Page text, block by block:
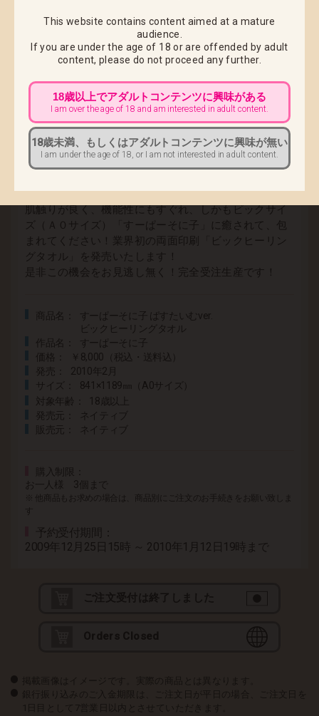
音楽好きな女の子。
それが「すーぱーそに子」の魅力です。
そのすーぱーそに子をネイティブらしく、エロティッ
トです。
そに子の普通の生活に溶け込んだ日々日常で密やかな
入浴シーンを、お楽しみ下さい！！！
高画質プリントを可能にした、高品質素材マイクロフ
ァイバー製ビックタオル迫力有る
現しました！
肌触りが良く、機能性にもすぐれ、しかもビックサイ
ズ（Ａ０サイズ）「すーぱーそに子」に癒されて、包
まれてください！業界初の両面印刷「ビックヒーリン
グタオル」を発売いたします！
是非この機会をお見逃し無く！完全受注生産です！
商品名
すーぱーそに子 ばすたいむver.
ビックヒーリングタオル
作品名
すーぱーそに子
価格
￥8,000（税込・送料込）
発売
2010年2月
サイズ
841×1189㎜（A0サイズ）
対象年齢
18歳以上
発売元
ネイティブ
販売元
ネイティブ
購入制限
お一人様 3個まで
※ 他商品もお求めの場合は、商品別にご注文のお手続きをお願い致しま
予約受付期間
2009年12月25日15時 ～ 2010年1月12日19時まで
This website contains content aimed at a mature
audience.
If you are under the age of 18 or are offended by adult
content,please do not proceed any further.
18歳以上でアダルトコンテンツに興味がある
I am over the age of 18 and am interested in adult content.
18歳未満、もしくはアダルトコンテンツに興味が無い
I am under the age of 18, or I am not interested in adult content.